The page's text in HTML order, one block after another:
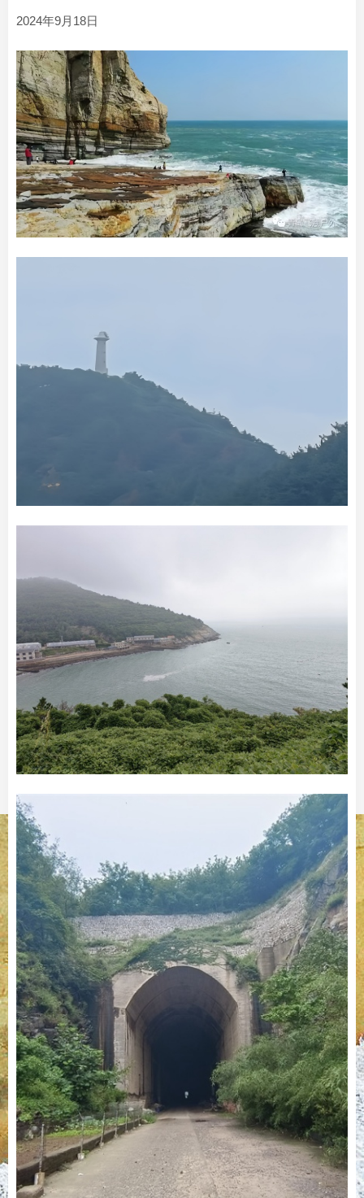
2024年9月18日